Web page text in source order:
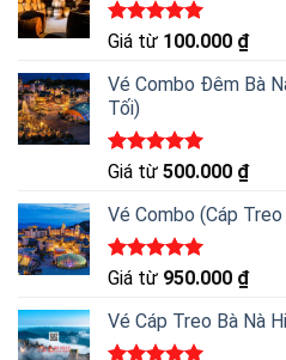
Được xếp
5 sao
Giá từ 100.000 ₫
Vé Combo Đêm Bà
Tối)
Được xếp
5 sao
Giá từ 500.000 ₫
Vé Combo (Cáp
Được xếp
5 sao
Giá từ 950.000 ₫
Vé Cáp Treo Bà Nà